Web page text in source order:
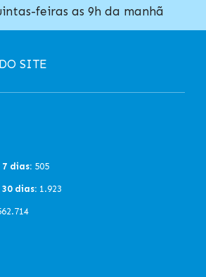
feiras as 9h da manhã
SITE
dias: 505
dias: 1.923